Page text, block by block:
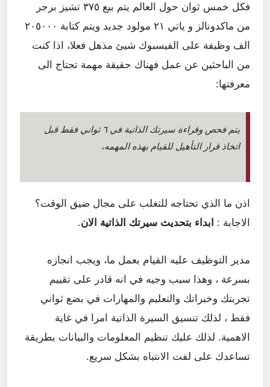
فكل خمس ثوان حول العالم يتم بيع ٣٧٥ تشيز برجر
من ماكدونالز و ياتي ٢١ مولود جديد ويتم كتابة ٢٠٥٠٠٠
الف وظيفة على الفيسبوك شيئ مذهل فعلا، اذا كنت
من الباحثين عن عمل فهناك حقيقة مهمة تحتاج الى
معرفتها:
يتم فحص وقراءة سيرتك الذاتية في ٦ ثواني فقط قبل
اتخاذ قرار التأهيل للقيام بهذه المهمه،
اذن ما الذي تحتاجه للتغلب على مجال ضيق الوقت؟
الاجابة :
ابداء بتحديث سيرتك الذاتية الان.
مدير التوظيف عليه القيام بعمل ما، ويجب انجازه
بسرعة ، وهذا سبب وجيه في انه قادر على تقييم
تجربتك وخبراتك والتعليم والمهارات في بضع ثواني
فقط ، لذلك تنسيق السيرة الذاتية امرا في غاية
الاهمية. لذلك عليك تنظيم المعلومات والبيانات بطريقة
تساعدك على لفت الانتباه بشكل سريع.